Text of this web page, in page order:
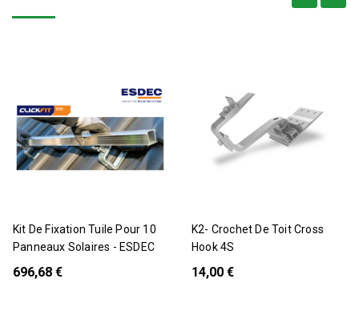
Kit De Fixation Tuile Pour 10
Panneaux Solaires - ESDEC
696,68 €
K2- Crochet De Toit Cross
Hook 4S
14,00 €